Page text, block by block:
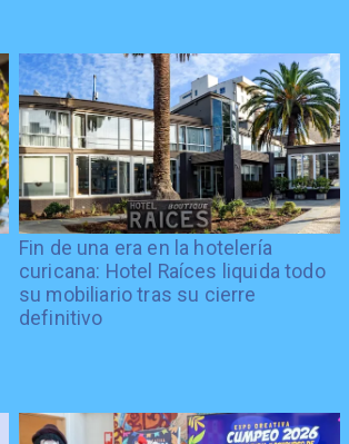
Fin de una era en la hotelería
curicana: Hotel Raíces liquida todo
su mobiliario tras su cierre
definitivo